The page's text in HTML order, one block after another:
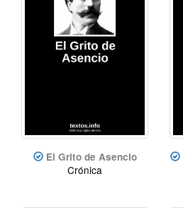
El Grito de Asencio
Crónica